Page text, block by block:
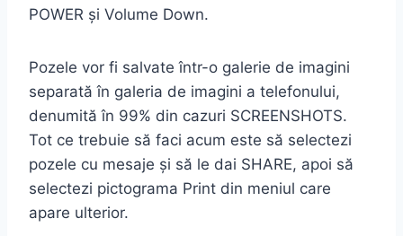
POWER și Volume Down.
Pozele vor fi salvate într-o galerie de imagini
separată în galeria de imagini a telefonului,
denumită în 99% din cazuri SCREENSHOTS.
Tot ce trebuie să faci acum este să selectezi
pozele cu mesaje și să le dai SHARE, apoi să
selectezi pictograma Print din meniul care
apare ulterior.